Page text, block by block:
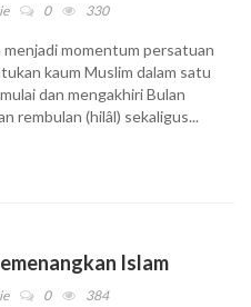
0 330
menjadi momentum persatuan
kaum Muslim dalam satu
dan mengakhiri Bulan
rembulan (hilâl) sekaligus...
Islam
0 384